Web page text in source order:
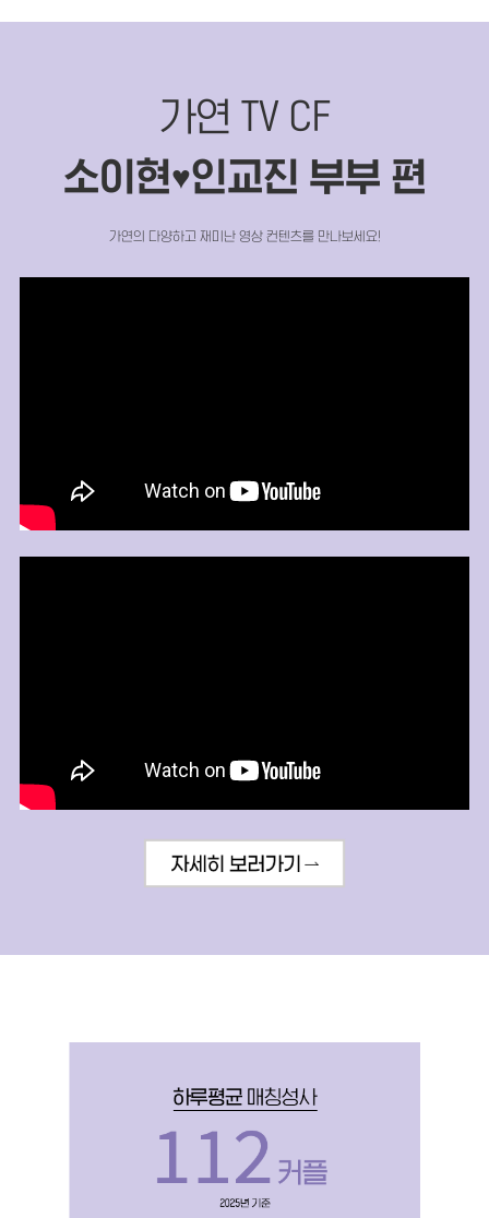
가연 TV CF
소이현♥인교진 부부 편
가연의 다양하고 재미난 영상 컨텐츠를 만나보세요!